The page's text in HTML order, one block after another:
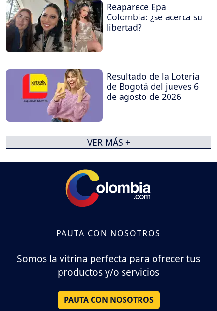
Reaparece Epa
Colombia: ¿se acerca su
libertad?
Resultado de la Lotería
de Bogotá del jueves 6
de agosto de 2026
VER MÁS +
PAUTA CON NOSOTROS
Somos la vitrina perfecta para ofrecer tus
productos y/o servicios
PAUTA CON NOSOTROS